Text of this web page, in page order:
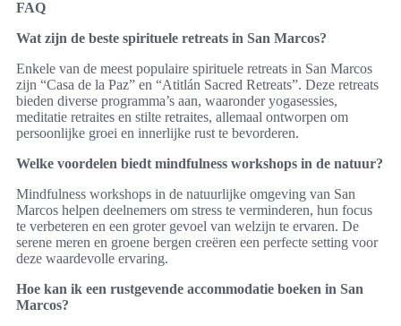
FAQ
Wat zijn de beste spirituele retreats in San Marcos?
Enkele van de meest populaire spirituele retreats in San Marcos
zijn “Casa de la Paz” en “Atitlán Sacred Retreats”. Deze retreats
bieden diverse programma’s aan, waaronder yogasessies,
meditatie retraites en stilte retraites, allemaal ontworpen om
persoonlijke groei en innerlijke rust te bevorderen.
Welke voordelen biedt mindfulness workshops in de natuur?
Mindfulness workshops in de natuurlijke omgeving van San
Marcos helpen deelnemers om stress te verminderen, hun focus
te verbeteren en een groter gevoel van welzijn te ervaren. De
serene meren en groene bergen creëren een perfecte setting voor
deze waardevolle ervaring.
Hoe kan ik een rustgevende accommodatie boeken in San
Marcos?